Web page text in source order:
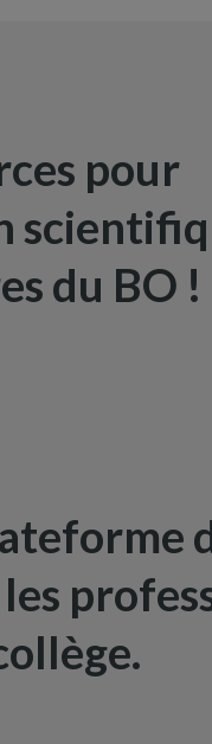
pour
du BO !